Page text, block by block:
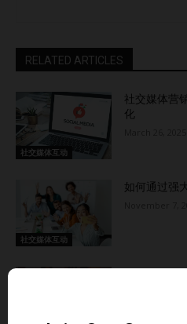
论和互动。为了迎合不同的学习
内容形式，如博客文章、视频、
时，通过提问、征求反馈或邀请
进用户参与。 此外，力求创建视
容，使其易于消化。利用多媒体
件，提升用户体验，并使内容更
和支持用户生成内容（UGC）
Rephrase Media, Inc.的创始人
创建清晰简单的提交流程，并提
化UGC的跟踪和分享。 UGC不
还能带来多元的观点和经验。
RELATED ARTICLES
社交媒体互动
社交媒体营
化
社交媒体互动
如何通过强